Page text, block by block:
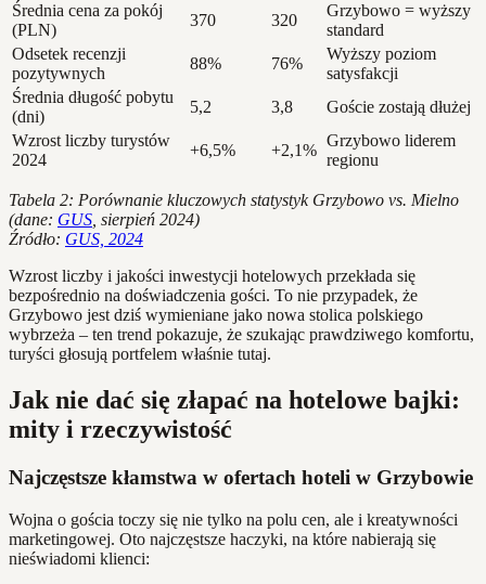
Średnia cena za pokój
(PLN)
370 320
Grzybowo = wyższy
standard
Odsetek recenzji
pozytywnych
88% 76%
Wyższy poziom
satysfakcji
Średnia długość pobytu
(dni)
5,2 3,8
Goście zostają dłużej
Wzrost liczby turystów
2024
+6,5% +2,1%
Grzybowo liderem
regionu
Tabela 2: Porównanie kluczowych statystyk Grzybowo vs. Mielno
(dane: GUS , sierpień 2024)
Źródło: GUS, 2024
Wzrost liczby i jakości inwestycji hotelowych przekłada się
bezpośrednio na doświadczenia gości. To nie przypadek, że
Grzybowo jest dziś wymieniane jako nowa stolica polskiego
wybrzeża – ten trend pokazuje, że szukając prawdziwego komfortu,
turyści głosują portfelem właśnie tutaj.
Jak nie dać się złapać na hotelowe bajki:
mity i rzeczywistość
Najczęstsze kłamstwa w ofertach hoteli w Grzybowie
Wojna o gościa toczy się nie tylko na polu cen, ale i kreatywności
marketingowej. Oto najczęstsze haczyki, na które nabierają się
nieświadomi klienci: